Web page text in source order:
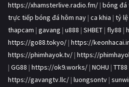
https://xhamsterlive.radio.fm/ | bóng
trực tiếp bóng đá hôm nay | ca khia | tỷ
thapcam | gavang | u888 | SHBET | fly88 |
https://go88.tokyo/ | https://
https://phimhayok.tv/ | https://
| GG88 | https://ok9.works/ | NOHU | TT88
https://gavangtv.llc/ | luongsontv |